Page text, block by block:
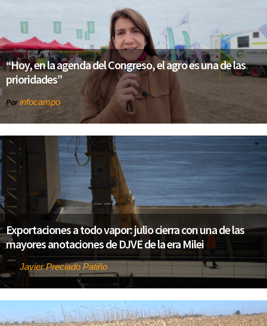
“Hoy, en la agenda del Congreso, el agro es una de las
prioridades”
Por infocampo
Exportaciones a todo vapor: julio cierra con una de las
mayores anotaciones de DJVE de la era Milei
Javier Preciado Patiño